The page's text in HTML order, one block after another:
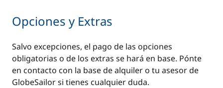
Panel Solar
Pescante eléctrico
Plataforma de baño
Radiador
Máquina de hielo
Nevera eléctrica
Tostadora
Opciones y Extras
Salvo excepciones, el pago de las opciones
obligatorias o de los extras se hará en base. Pónte
en contacto con la base de alquiler o tu asesor de
GlobeSailor si tienes cualquier duda.